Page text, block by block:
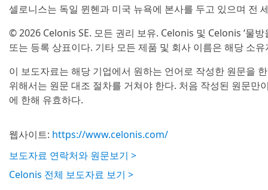
셀로니스는 독일 뮌헨과 미국 뉴욕에 본사를 두고 있으며 전
© 2026 Celonis SE. 모든 권리 보유. Celonis 및 Celonis ‘물
또는 등록 상표이다. 기타 모든 제품 및 회사 이름은 해당 소
이 보도자료는 해당 기업에서 원하는 언어로 작성한 원문을
위해서는 원문 대조 절차를 거쳐야 한다. 처음 작성된 원문
에 한해 유효하다.
웹사이트: https://www.celonis.com/
보도자료 연락처와 원문보기 >
Celonis 전체 보도자료 보기 >